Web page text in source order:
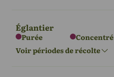
L'Europe
Églantier
Purée Concentré
Voir périodes de récolte